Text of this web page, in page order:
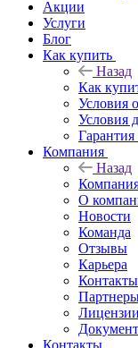
Акции
Услуги
Блог
Как купить
Назад
Как
Условия
Условия
Гарантия
Компания
Назад
О
Новости
Команда
Отзывы
Карьера
Контакты
Лицензии
Контакты